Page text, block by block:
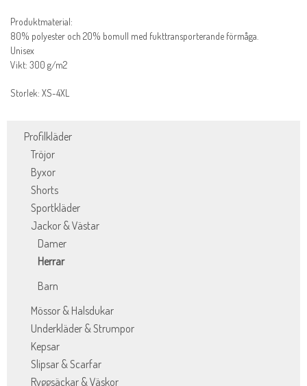
Profilkläder
Tröjor
Byxor
Shorts
Sportkläder
Jackor & Västar
Damer
Herrar
Barn
Mössor & Halsdukar
Underkläder & Strumpor
Kepsar
Slipsar & Scarfar
Ryggsäckar & Väskor
Produktmaterial:
80% polyester och 20% bomull med fukttransporterande förmåga.
Unisex
Vikt: 300 g/m2
Storlek: XS-4XL